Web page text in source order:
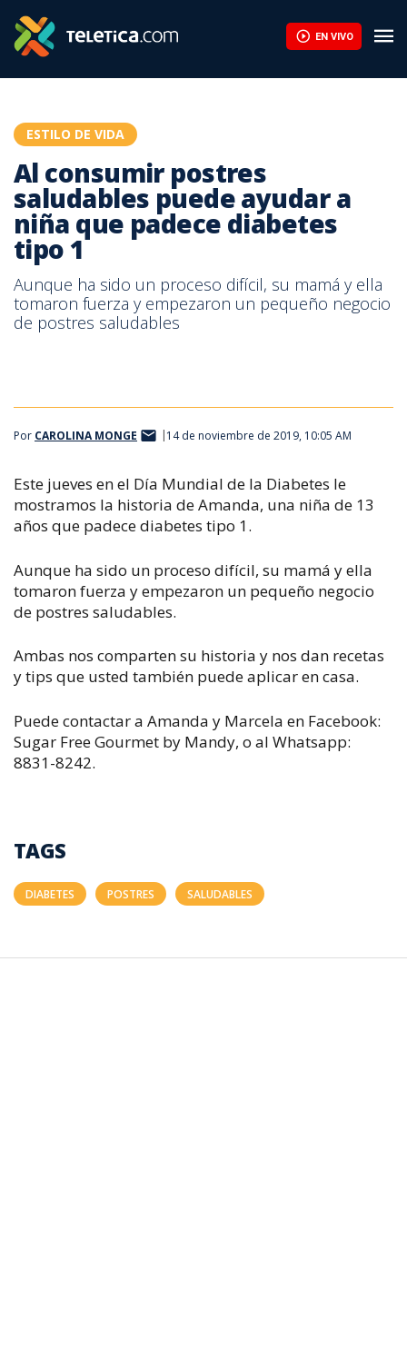
EN VIVO
ESTILO DE VIDA
Al consumir postres
saludables puede ayudar a
niña que padece diabetes
tipo 1
Aunque ha sido un proceso difícil, su mamá y ella
tomaron fuerza y empezaron un pequeño negocio
de postres saludables
Por CAROLINA MONGE 14 de noviembre de 2019, 10:05 AM
Este jueves en el Día Mundial de la Diabetes le
mostramos la historia de Amanda, una niña de 13
años que padece diabetes tipo 1.​
Aunque ha sido un proceso difícil, su mamá y ella
tomaron fuerza y empezaron un pequeño negocio
de postres saludables.
Ambas nos comparten su historia y nos dan recetas
y tips que usted también puede aplicar en casa.
Puede contactar a Amanda y Marcela en Facebook:
Sugar Free Gourmet by Mandy, o al Whatsapp:
8831-8242.
TAGS
DIABETES POSTRES SALUDABLES